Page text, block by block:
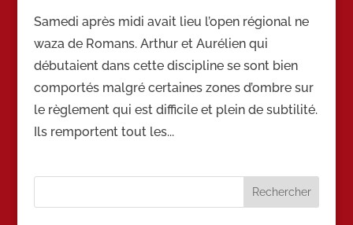
Samedi après midi avait lieu l’open régional ne
waza de Romans. Arthur et Aurélien qui
débutaient dans cette discipline se sont bien
comportés malgré certaines zones d’ombre sur
le règlement qui est difficile et plein de subtilité.
Ils remportent tout les...